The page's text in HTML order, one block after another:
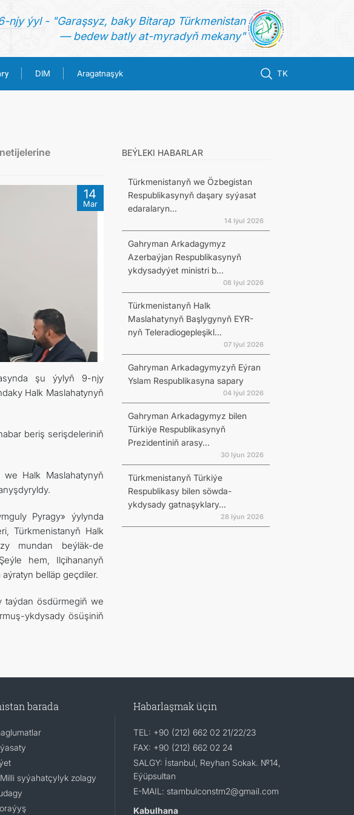
njy ýyl - "Garaşsyz, baky Bitarap Türkmenistan
— bedew batly at-myradyň mekany"
DIM Aragatnaşyk TK
14
Mar
şu ýylyň 9-njy
Halk Maslahatynyň
beriş serişdeleriniň
we Halk Maslahatynyň
Pyragy» ýylynda
Türkmenistanyň Halk
mundan beýläk-de
hem, Ilçihananyň
belläp geçdiler.
taýdan ösdürmegiň we
ykdysady ösüşiniň
BEÝLEKI HABARLAR
Türkmenistanyň we Özbegistan
Respublikasynyň daşary syýasat
edaralaryn...
14 Iýul 2026
Gahryman Arkadagymyz
Azerbaýjan Respublikasynyň
ykdysadyýet ministri b...
08 Iýul 2026
Türkmenistanyň Halk
Maslahatynyň Başlygynyň EYR-
nyň Teleradiogepleşikl...
07 Iýul 2026
Gahryman Arkadagymyzyň Eýran
Yslam Respublikasyna sapary
04 Iýul 2026
Gahryman Arkadagymyz bilen
Türkiýe Respublikasynyň
Prezidentiniň arasy...
30 Iýun 2026
Türkmenistanyň Türkiýe
Respublikasy bilen söwda-
ykdysady gatnaşyklary...
28 Iýun 2026
barada
Milli syýahatçylyk zolagy
Habarlaşmak üçin
TEL: +90 (212) 662 02 21/22/23
FAX: +90 (212) 662 02 24
SALGY: İstanbul, Reyhan Sokak. №14,
Eýüpsultan
E-MAIL: stambulconstm2@gmail.com
Kabulhana